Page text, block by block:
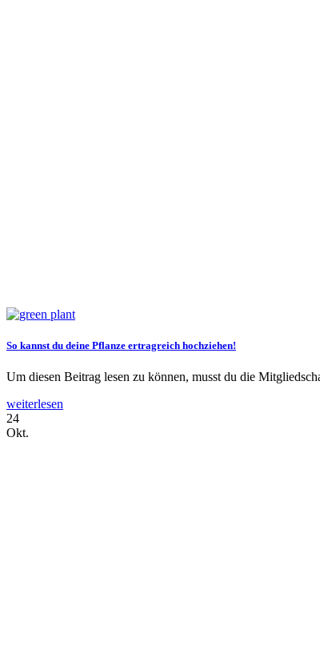
So kannst du deine Pflanze ertragreich hochziehen!
Um diesen Beitrag lesen zu können, musst du die
weiterlesen
24
Okt.